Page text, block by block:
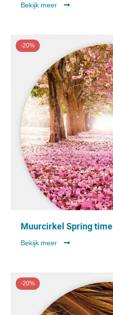
Bekijk meer
-20%
Muurcirkel Spring time
Bekijk meer
-20%